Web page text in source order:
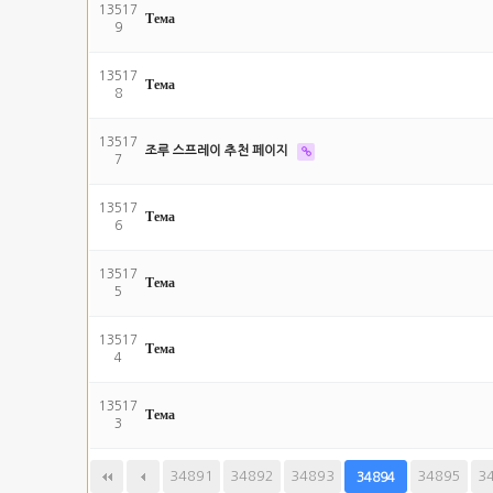
13517
9
Тема
13517
8
Тема
13517
7
조루 스프레이 추천 페이지
13517
6
Тема
13517
5
Тема
13517
4
Тема
13517
3
Тема
34891 34892 34893 34894 34895
다음 맨끝